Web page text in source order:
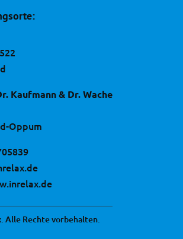
Kaufmann & Dr. Wache
Oppum
Alle Rechte vorbehalten.